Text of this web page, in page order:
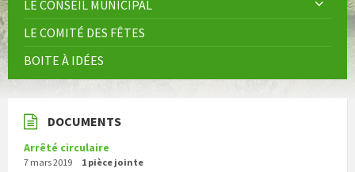
LE CONSEIL MUNICIPAL
LE COMITÉ DES FÊTES
BOITE À IDÉES
DOCUMENTS
Arrêté circulaire
7 mars 2019 1 pièce jointe